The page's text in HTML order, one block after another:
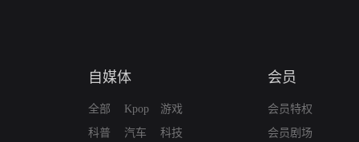
自媒体
全部
科普
Kpop
汽车
游戏
科技
会员
会员特权
会员剧场